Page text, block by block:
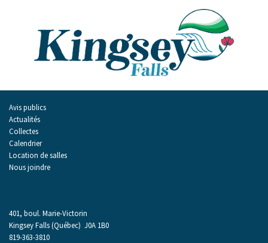
Avis publics
Actualités
Collectes
Calendrier
Location de salles
Nous joindre
401, boul. Marie-Victorin
Kingsey Falls (Québec) J0A 1B0
819-363-3810